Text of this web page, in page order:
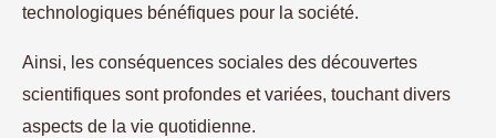
technologiques bénéfiques pour la société.
Ainsi, les conséquences sociales des découvertes
scientifiques sont profondes et variées, touchant divers
aspects de la vie quotidienne.